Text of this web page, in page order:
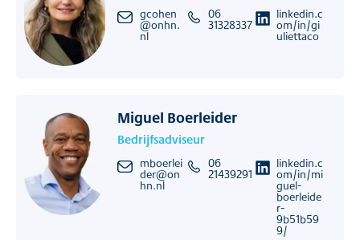
gcohen
@onhn.
nl
06
31328337
linkedin.c
om/in/gi
uliettaco
Miguel Boerleider
Bedrijfsadviseur
mboerlei
der@on
hn.nl
06
21439291
linkedin.c
om/in/mi
guel-
boerleide
r-
9b51b59
9/